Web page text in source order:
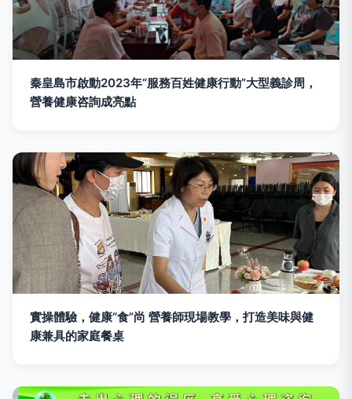
秦皇島市啟動2023年“服務百姓健康行動”大型義診周，
營養健康咨詢成亮點
實操體驗，健康“食”尚 營養師現場教學，打造美味與健
康兼具的家庭餐桌